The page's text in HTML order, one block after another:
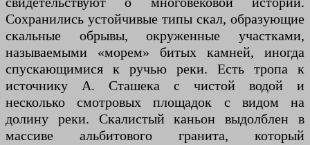
Сохранились устойчивые типы скал, образующие
скальные обрывы, окруженные участками,
называемыми «морем» битых камней, иногда
спускающимися к ручью реки. Есть тропа к
источнику А. Сташека с чистой водой и
несколько смотровых площадок с видом на
долину реки. Скалистый каньон выдолблен в
массиве альбитового гранита, который